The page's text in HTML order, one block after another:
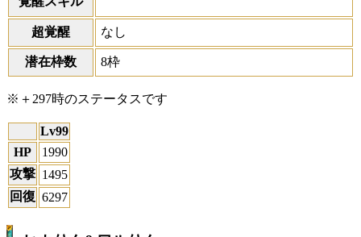
超覚醒 なし
潜在枠数 8枠
※＋297時のステータスです
Lv99
HP
1990
攻撃 1495
回復 6297